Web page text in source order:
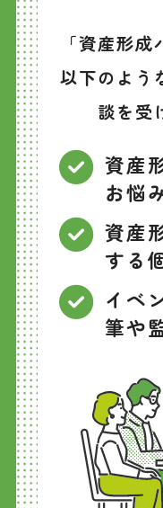
「資産形成
以下のよう
談を受
資産
お悩
資産
する
イベ
筆や